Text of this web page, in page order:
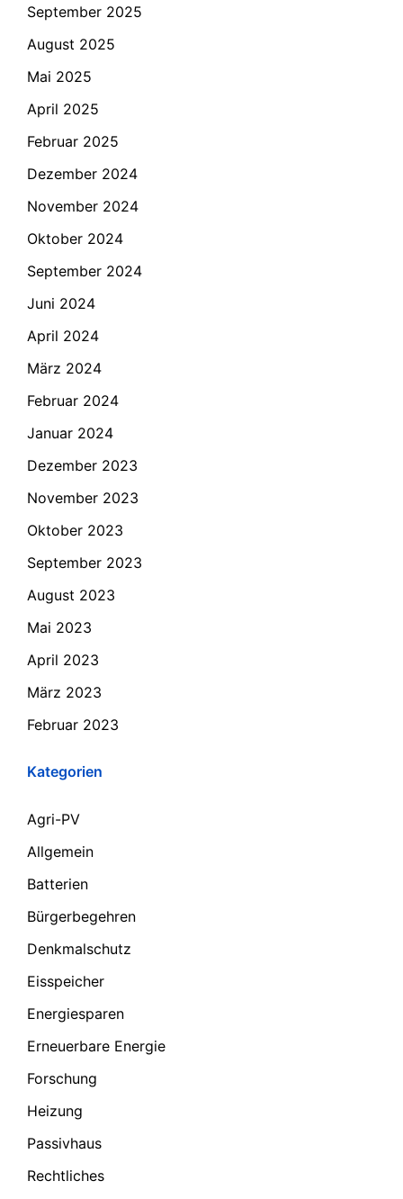
September 2025
August 2025
Mai 2025
April 2025
Februar 2025
Dezember 2024
November 2024
Oktober 2024
September 2024
Juni 2024
April 2024
März 2024
Februar 2024
Januar 2024
Dezember 2023
November 2023
Oktober 2023
September 2023
August 2023
Mai 2023
April 2023
März 2023
Februar 2023
Kategorien
Agri-PV
Allgemein
Batterien
Bürgerbegehren
Denkmalschutz
Eisspeicher
Energiesparen
Erneuerbare Energie
Forschung
Heizung
Passivhaus
Rechtliches